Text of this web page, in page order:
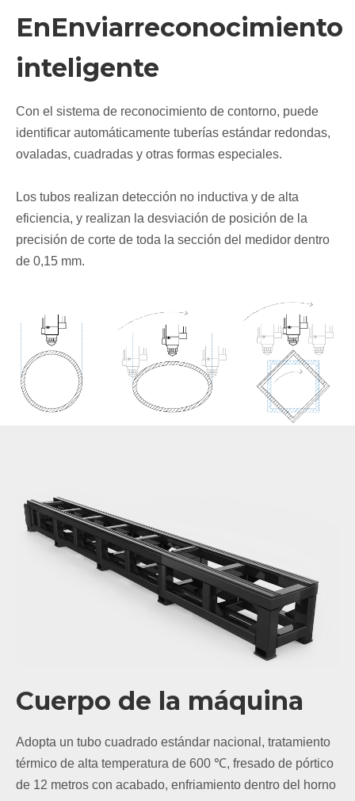
Se pueden cortar varios tipos de tubos: tubo redondo,
con formas especiales.
La velocidad de funcionamiento es de 140 m/min y la
velocidad de funcionamiento en vacío es de 170 r/min, lo
que es eficiente y ahorra tiempo.
EnEnviarreconocimiento
inteligente
ovaladas, cuadradas y otras formas especiales.
Los tubos realizan detección no inductiva y de alta
eficiencia, y realizan la desviación de posición de la
precisión de corte de toda la sección del medidor dentro